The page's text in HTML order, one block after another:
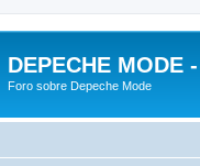
DEPECHE MODE
Foro sobre Depeche Mode